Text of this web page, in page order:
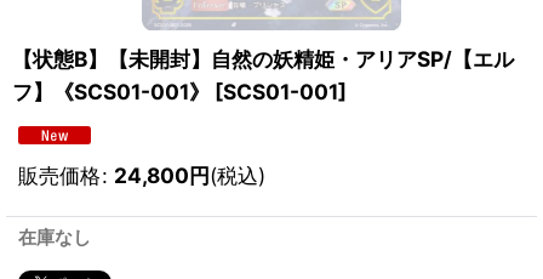
【状態B】【未開封】自然の妖精姫・アリアSP/【エル
フ】《SCS01-001》
[SCS01-001]
販売価格: 24,800円(税込)
在庫なし